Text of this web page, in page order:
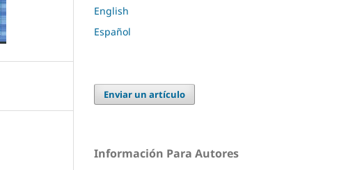
English
Español
Enviar un artículo
Información Para Autores